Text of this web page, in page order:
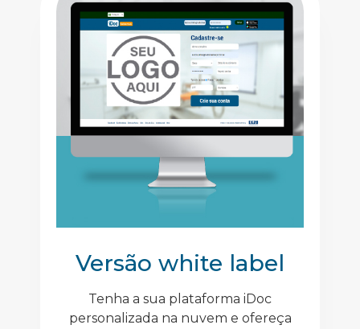
Versão white label
Tenha a sua plataforma iDoc
personalizada na nuvem e ofereça